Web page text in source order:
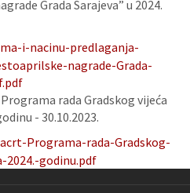
Grada Sarajeva” u 2024.
i-nacinu-predlaganja-
nagrade-Grada-
rada Gradskog vijeća
- 30.10.2023.
Programa-rada-Gradskog-
2024.-godinu.pdf